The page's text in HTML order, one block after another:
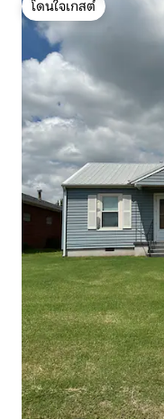
โดนใจเกสต์
โดนใจเกสต์